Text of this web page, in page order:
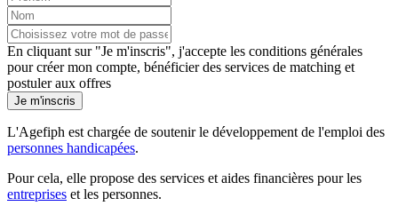
En cliquant sur "Je m'inscris", j'accepte les conditions générales
pour créer mon compte, bénéficier des services de matching et
postuler aux offres
Je m'inscris
L'Agefiph est chargée de soutenir le développement de l'emploi des
personnes handicapées.
Pour cela, elle propose des services et aides financières pour les
entreprises et les personnes.